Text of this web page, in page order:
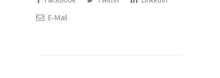
E-Mail